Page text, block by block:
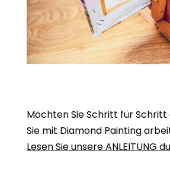
Möchten Sie Schritt für
Sie mit Diamond Painting
Lesen Sie unsere ANLEITUNG